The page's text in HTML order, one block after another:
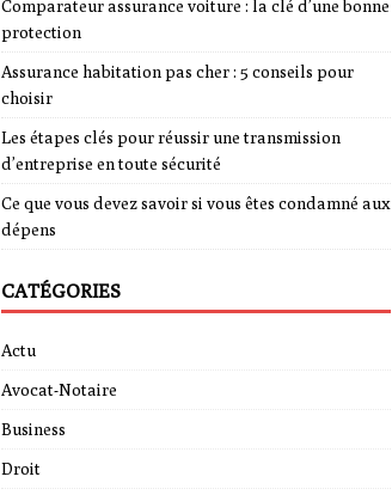
Comparateur assurance voiture : la clé d’une bonne
protection
Assurance habitation pas cher : 5 conseils pour
choisir
Les étapes clés pour réussir une transmission
d’entreprise en toute sécurité
Ce que vous devez savoir si vous êtes condamné aux
dépens
CATÉGORIES
Actu
Avocat-Notaire
Business
Droit